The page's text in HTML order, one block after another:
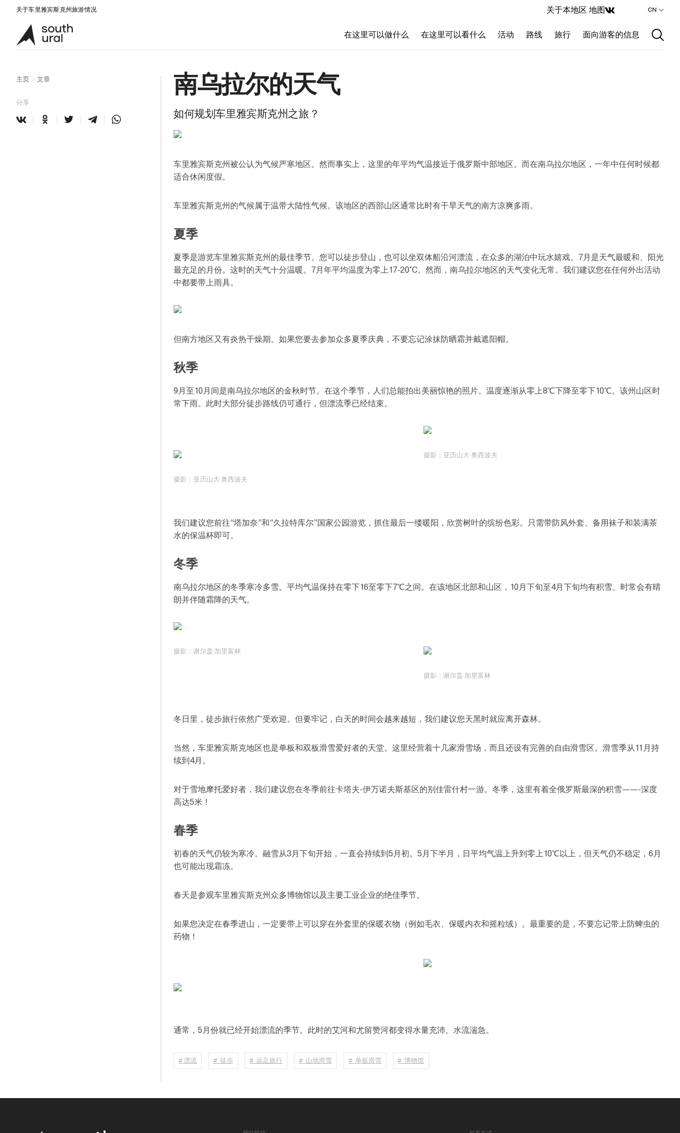
关于车里雅宾斯克州旅游情况 关于本地区 地图 CN
在这里可以做什么 在这里可以看什么 活动 路线 旅行 面向游客的信息
主页 > 文章
分享
南乌拉尔的天气
如何规划车里雅宾斯克州之旅？
车里雅宾斯克州被公认为气候严寒地区。然而事实上，这里的年平均气温接近于俄罗斯中部地区。而在南乌拉尔地区，一年中任何时候都
适合休闲度假。
车里雅宾斯克州的气候属于温带大陆性气候。该地区的西部山区通常比时有干旱天气的南方凉爽多雨。
夏季
夏季是游览车里雅宾斯克州的最佳季节。您可以徒步登山，也可以坐双体船沿河漂流，在众多的湖泊中玩水嬉戏。7月是天气最暖和、阳光
最充足的月份。这时的天气十分温暖。7月年平均温度为零上17-20°C。然而，南乌拉尔地区的天气变化无常。我们建议您在任何外出活动
中都要带上雨具。
但南方地区又有炎热干燥期。如果您要去参加众多夏季庆典，不要忘记涂抹防晒霜并戴遮阳帽。
秋季
9月至10月间是南乌拉尔地区的金秋时节。在这个季节，人们总能拍出美丽惊艳的照片。温度逐渐从零上8℃下降至零下10℃。该州山区时
常下雨。此时大部分徒步路线仍可通行，但漂流季已经结束。
摄影：亚历山大·奥西波夫
摄影：亚历山大·奥西波夫
我们建议您前往“塔加奈”和“久拉特库尔”国家公园游览，抓住最后一缕暖阳，欣赏树叶的缤纷色彩。只需带防风外套、备用袜子和装满茶
水的保温杯即可。
冬季
南乌拉尔地区的冬季寒冷多雪。平均气温保持在零下16至零下7℃之间。在该地区北部和山区，10月下旬至4月下旬均有积雪。时常会有晴
朗并伴随霜降的天气。
摄影：谢尔盖·加里富林
摄影：谢尔盖·加里富林
冬日里，徒步旅行依然广受欢迎。但要牢记，白天的时间会越来越短，我们建议您天黑时就应离开森林。
当然，车里雅宾斯克地区也是单板和双板滑雪爱好者的天堂。这里经营着十几家滑雪场，而且还设有完善的自由滑雪区。滑雪季从11月持
续到4月。
对于雪地摩托爱好者，我们建议您在冬季前往卡塔夫-伊万诺夫斯基区的别佳雷什村一游。冬季，这里有着全俄罗斯最深的积雪——-深度
高达5米！
春季
初春的天气仍较为寒冷。融雪从3月下旬开始，一直会持续到5月初。5月下半月，日平均气温上升到零上10℃以上，但天气仍不稳定，6月
也可能出现霜冻。
春天是参观车里雅宾斯克州众多博物馆以及主要工业企业的绝佳季节。
如果您决定在春季进山，一定要带上可以穿在外套里的保暖衣物（例如毛衣、保暖内衣和摇粒绒）。最重要的是，不要忘记带上防蜱虫的
药物！
通常，5月份就已经开始漂流的季节。此时的艾河和尤留赞河都变得水量充沛、水流湍急。
# 漂流 # 徒步 # 远足旅行 # 山地滑雪 # 单板滑雪 # 博物馆